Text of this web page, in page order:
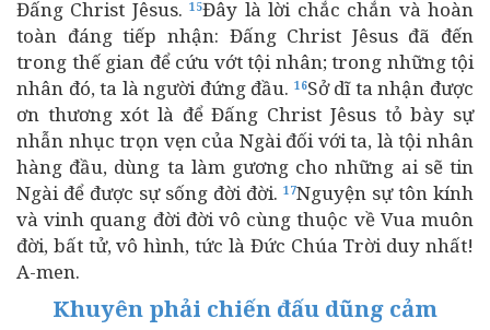
Đấng Christ Jêsus.15Đây là lời chắc chắn và hoàn
toàn đáng tiếp nhận: Đấng Christ Jêsus đã đến
trong thế gian để cứu vớt tội nhân; trong những tội
nhân đó, ta là người đứng đầu. 16Sở dĩ ta nhận được
ơn thương xót là để Đấng Christ Jêsus tỏ bày sự
nhẫn nhục trọn vẹn của Ngài đối với ta, là tội nhân
hàng đầu, dùng ta làm gương cho những ai sẽ tin
Ngài để được sự sống đời đời. 17Nguyện sự tôn kính
và vinh quang đời đời vô cùng thuộc về Vua muôn
đời, bất tử, vô hình, tức là Đức Chúa Trời duy nhất!
A-men.
Khuyên phải chiến đấu dũng cảm